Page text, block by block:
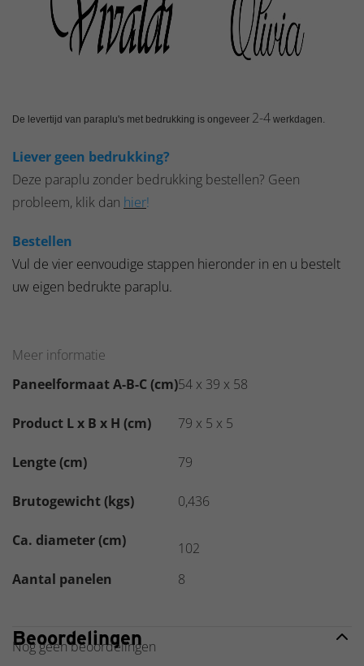
De levertijd van paraplu's met bedrukking is ongeveer 2-4 werkdagen.
Liever geen bedrukking?
Deze paraplu zonder bedrukking bestellen? Geen
probleem, klik dan hier!
Bestellen
Vul de vier eenvoudige stappen hieronder in en u bestelt
uw eigen bedrukte paraplu.
Meer informatie
Paneelformaat A-B-C (cm)54 x 39 x 58
Product L x B x H (cm) 79 x 5 x 5
Lengte (cm) 79
Brutogewicht (kgs) 0,436
Ca. diameter (cm)
102
Aantal panelen
8
Beoordelingen
Nog geen beoordelingen